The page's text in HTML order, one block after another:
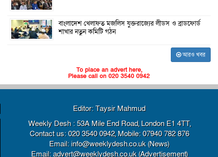
বাংলাদেশ খেলাফত মজলিস যুক্তরাজ্যের লীডস ও ব্রাডফোর্ড
শাখার নতুন কমিটি গঠন
আরও খবর
To place an advert here,
Please call on 020 3540 0942
Editor: Taysir Mahmud
Weekly Desh : 53A Mile End Road, London E1 4TT,
Contact us: 020 3540 0942, Mobile: 07940 782 876
Email: info@weeklydesh.co.uk (News)
Email: advert@weeklydesh.co.uk (Advertisement)